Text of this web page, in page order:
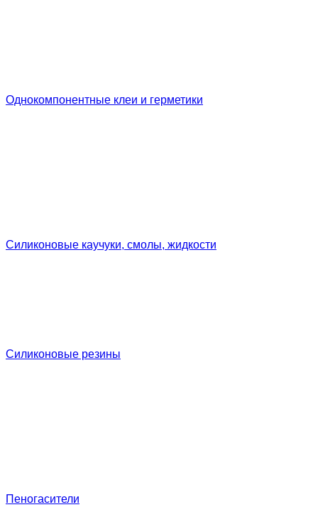
Однокомпонентные клеи и герметики
Силиконовые каучуки, смолы, жидкости
Силиконовые резины
Пеногасители